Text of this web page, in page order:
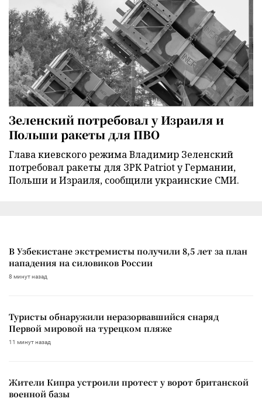
Зеленский потребовал у Израиля и
Польши ракеты для ПВО
Глава киевского режима Владимир Зеленский
потребовал ракеты для ЗРК Patriot у Германии,
Польши и Израиля, сообщили украинские СМИ.
В Узбекистане экстремисты получили 8,5 лет за план
нападения на силовиков России
8 минут назад
Туристы обнаружили неразорвавшийся снаряд
Первой мировой на турецком пляже
11 минут назад
Жители Кипра устроили протест у ворот британской
военной базы